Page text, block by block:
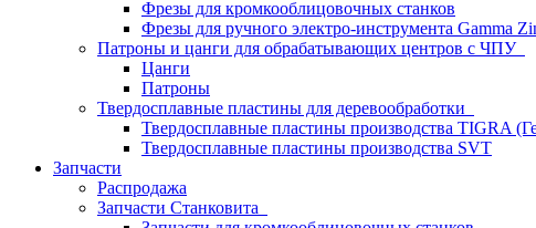
Фрезы для кромкооблицовочных станков
Фрезы для ручного электро-инструмента Gamma
Патроны и цанги для обрабатывающих центров с ЧПУ
Цанги
Патроны
Твердосплавные пластины для деревообработки
Твердосплавные пластины производства TIGRA
Твердосплавные пластины производства SVT
Запчасти
Распродажа
Запчасти Станковита